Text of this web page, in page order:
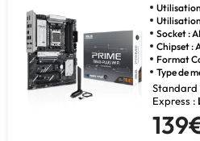
Socket :
Chipset :
Format
Type de
Standard
Express :